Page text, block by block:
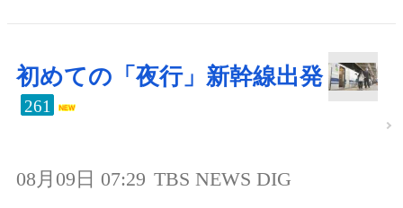
初めての「夜行」新幹線出発
261
08月09日 07:29 TBS NEWS DIG